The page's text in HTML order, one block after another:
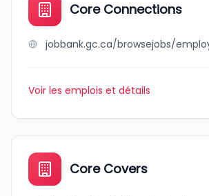
Core Connections
Voir les emplois et détails
Core Covers